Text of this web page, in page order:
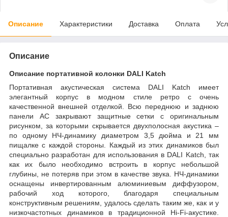
Описание Характеристики Доставка Оплата
Описание
Описание портативной колонки DALI Katch
Портативная акустическая система DALI Katch имеет
элегантный корпус в модном стиле ретро с очень
качественной внешней отделкой. Всю переднюю и заднюю
панели АС закрывают защитные сетки с оригинальным
рисунком, за которыми скрывается двухполосная акустика –
по одному НЧ-динамику диаметром 3,5 дюйма и 21 мм
пищалке с каждой стороны. Каждый из этих динамиков был
специально разработан для использования в DALI Katch, так
как их было необходимо встроить в корпус небольшой
глубины, не потеряв при этом в качестве звука. НЧ-динамики
оснащены инвертированным алюминиевым диффузором,
рабочий ход которого, благодаря специальным
конструктивным решениям, удалось сделать таким же, как и у
низкочастотных динамиков в традиционной Hi-Fi-акустике.